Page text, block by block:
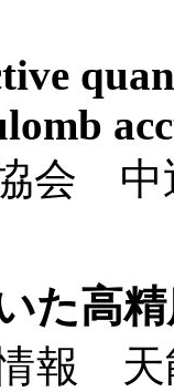
会 中
た高
報 天